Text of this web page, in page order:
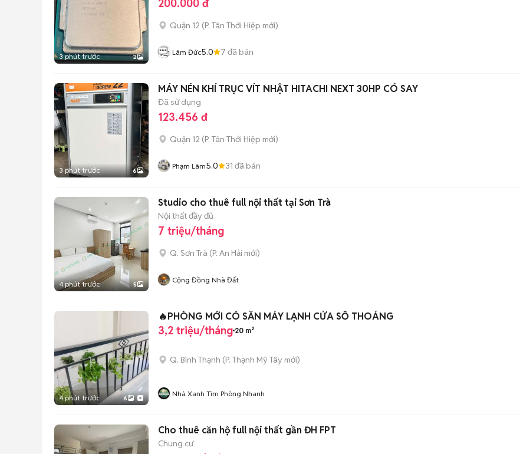
3 phút trước 2
200.000 đ
Quận 12 (P. Tân Thới Hiệp mới)
Lâm Đức5.0 7 đã bán
3 phút trước 6
MÁY NÉN KHÍ TRỤC VÍT NHẬT HITACHI NEXT 30HP CÓ SAY
Đã sử dụng
123.456 đ
Quận 12 (P. Tân Thới Hiệp mới)
Phạm Lâm5.0 31 đã bán
4 phút trước 5
Studio cho thuê full nội thất tại Sơn Trà
Nội thất đầy đủ
7 triệu/tháng
Q. Sơn Trà (P. An Hải mới)
Cộng Đồng Nhà Đất
4 phút trước 6
🔥PHÒNG MỚI CÓ SẴN MÁY LẠNH CỬA SỔ THOÁNG
3,2 triệu/tháng 20 m²
Q. Bình Thạnh (P. Thạnh Mỹ Tây mới)
Nhà Xanh Tìm Phòng Nhanh
Cho thuê căn hộ full nội thất gần ĐH FPT
Chung cư